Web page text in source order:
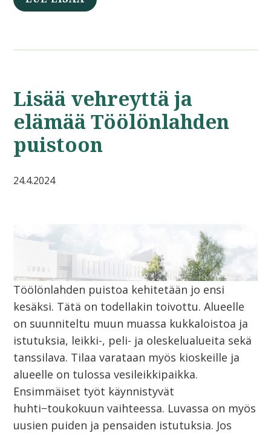
Lisää vehreyttä ja
elämää Töölönlahden
puistoon
24.4.2024
Töölönlahden puistoa kehitetään jo ensi
kesäksi. Tätä on todellakin toivottu. Alueelle
on suunniteltu muun muassa kukkaloistoa ja
istutuksia, leikki-, peli- ja oleskelualueita sekä
tanssilava. Tilaa varataan myös kioskeille ja
alueelle on tulossa vesileikkipaikka.
Ensimmäiset työt käynnistyvät
huhti−toukokuun vaihteessa. Luvassa on myös
uusien puiden ja pensaiden istutuksia. Jos